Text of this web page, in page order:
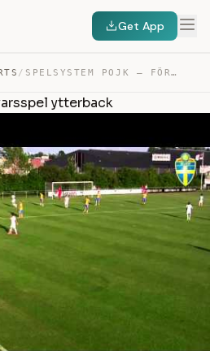
Get App
/ SPELSYSTEM POJK – FÖRSVARSSPEL YTTERBACK — TRANSCRIPT
ytterback